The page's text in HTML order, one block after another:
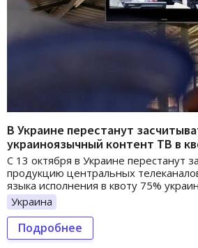
В Украине перестанут
украиноязычный контент ТВ в
С 13 октября в Украине перестанут
продукцию центральных
языка исполнения в квоту 75%
Украина
Подробнее